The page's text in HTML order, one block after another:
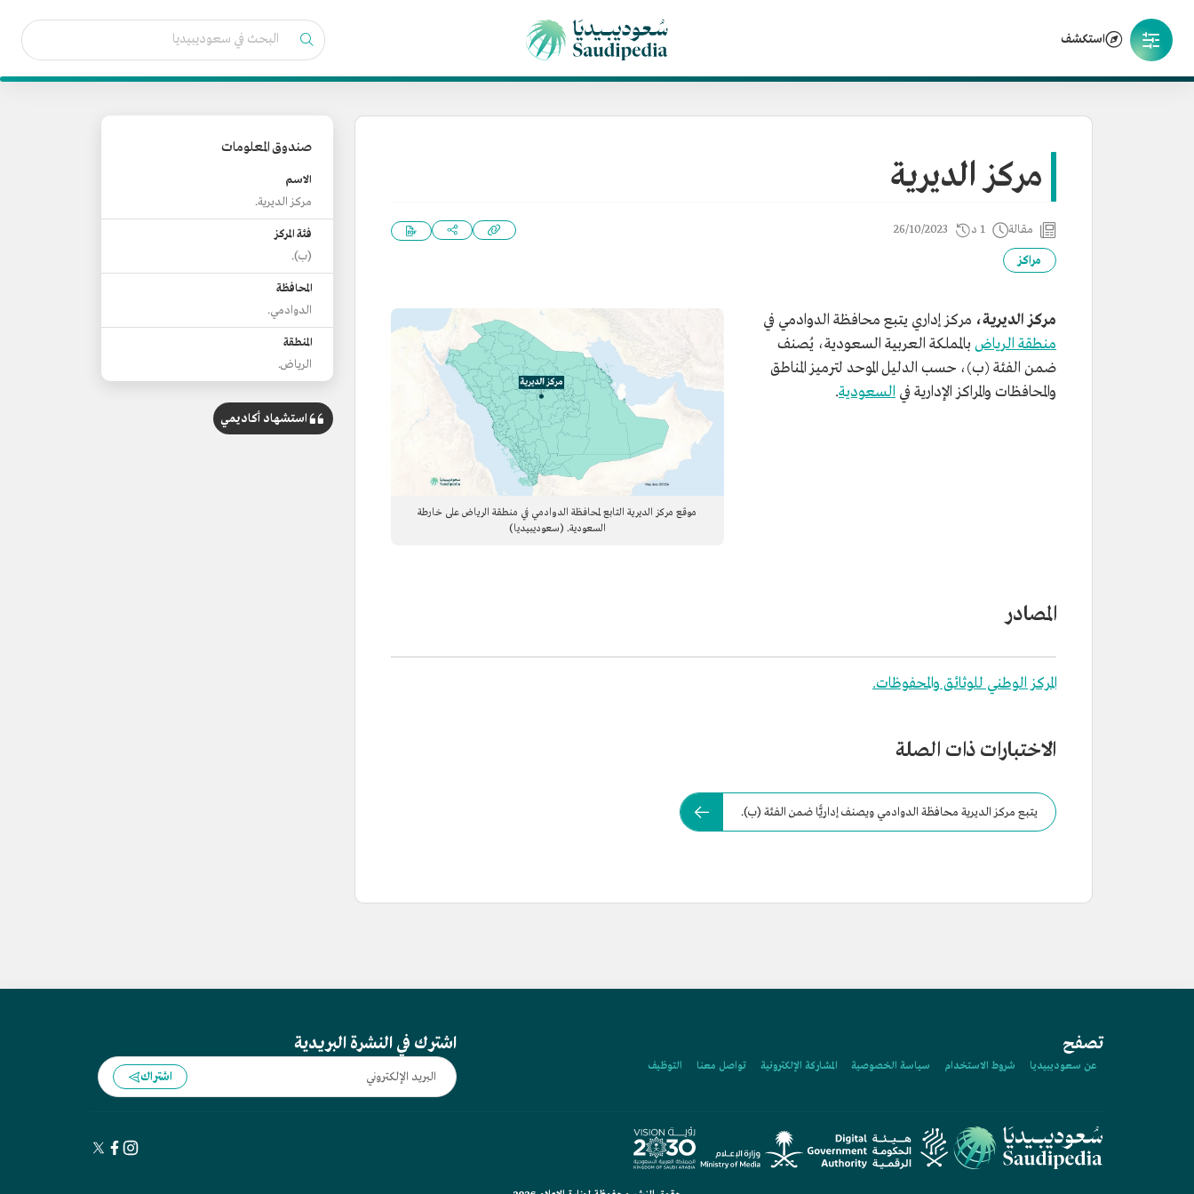
استكشف
مركز الديرية
مقالة 1 د 26/10/2023
مراكز
موقع مركز الديرية التابع لمحافظة الدوادمي في منطقة الرياض على خارطة
السعودية. (سعوديبيديا)
مركز الديرية، مركز إداري يتبع محافظة الدوادمي في
منطقة الرياض بالمملكة العربية السعودية، يُصنف
ضمن الفئة (ب)، حسب الدليل الموحد لترميز المناطق
والمحافظات والمراكز الإدارية في السعودية.
المصادر
المركز الوطني للوثائق والمحفوظات.
الاختبارات ذات الصلة
يتبع مركز الديرية محافظة الدوادمي ويصنف إداريًّا ضمن الفئة (ب).
صندوق المعلومات
الاسم
مركز الديرية.
فئة المركز
(ب).
المحافظة
الدوادمي.
المنطقة
الرياض.
استشهاد أكاديمي
تصفح
عن سعوديبيديا شروط الاستخدام سياسة الخصوصية المشاركة الإلكترونية تواصل معنا التوظيف
اشترك في النشرة البريدية
اشتراك